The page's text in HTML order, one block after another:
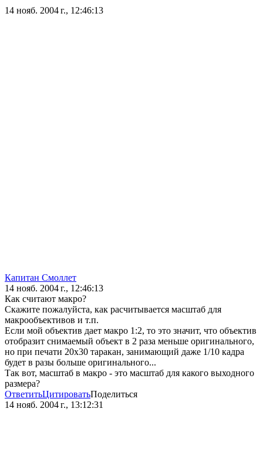
14 нояб. 2004 г., 12:46:13
Капитан Смоллет
14 нояб. 2004 г., 12:46:13
Как считают макро?
Скажите пожалуйста, как расчитывается масштаб для
макрообъективов и т.п.
Если мой объектив дает макро 1:2, то это значит, что объектив
отобразит снимаемый объект в 2 раза меньше оригинального,
но при печати 20х30 таракан, занимающий даже 1/10 кадра
будет в разы больше оригинального...
Так вот, масштаб в макро - это масштаб для какого выходного
размера?
ОтветитьЦитироватьПоделиться
14 нояб. 2004 г., 13:12:31